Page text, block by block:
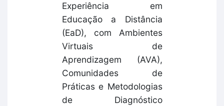
Experiência em
Educação a Distância
(EaD), com Ambientes
Virtuais de
Aprendizagem (AVA),
Comunidades de
Práticas e Metodologias
de Diagnóstico